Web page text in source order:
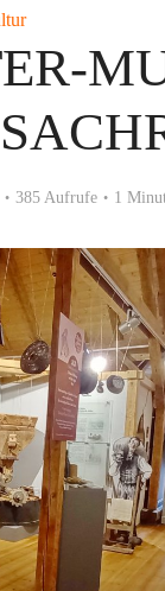
385 Aufrufe 1